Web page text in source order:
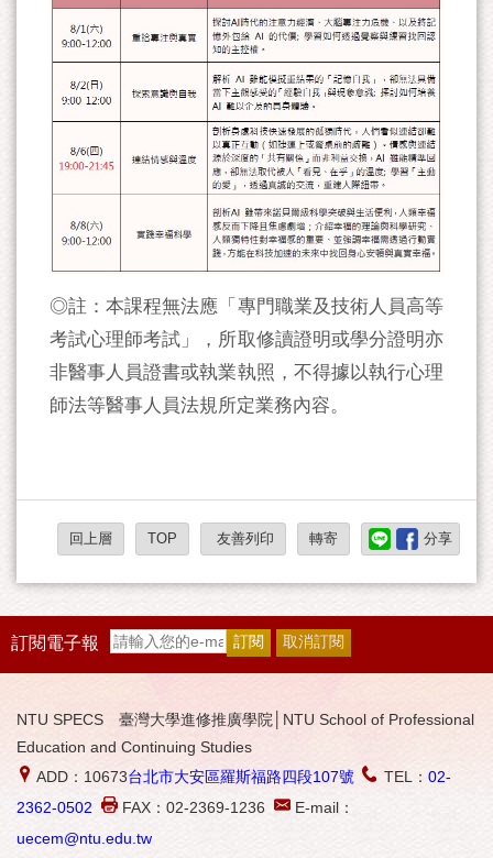
◎註：本課程無法應「專門職業及技術人員高等
考試心理師考試」，所取修讀證明或學分證明亦
非醫事人員證書或執業執照，不得據以執行心理
師法等醫事人員法規所定業務內容。
回上層 TOP 友善列印 轉寄 分享
訂閱電子報
NTU SPECS 臺灣大學進修推廣學院│NTU School of Professional
Education and Continuing Studies
ADD：10673台北市大安區羅斯福路四段107號 TEL： 02-
2362-0502
FAX：02-2369-1236
E-mail：
uecem@ntu.edu.tw